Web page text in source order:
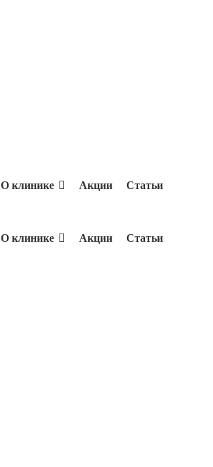
О клинике Акции Статьи
О клинике Акции Статьи